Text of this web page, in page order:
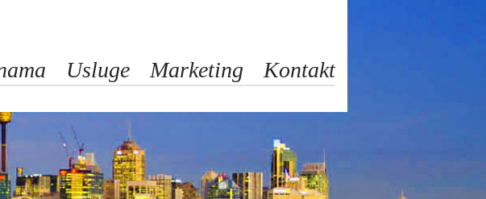
Usluge Marketing Kontakt